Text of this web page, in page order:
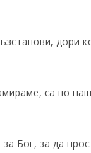
дори
са по
Бог, за да